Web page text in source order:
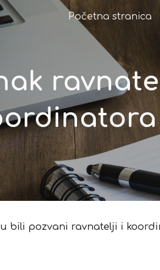
Skip
Početna stranica
bili pozvani ravnatelji i